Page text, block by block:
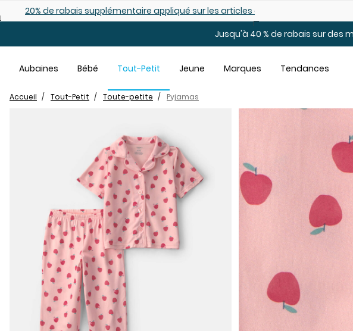
démarqués25% de rabais: modèles pour bébé
Jusqu'à 40 % de rabais sur des
Aubaines Bébé Tout-Petit Jeune Marques Tendances
Accueil Tout-Petit Toute-petite Pyjamas